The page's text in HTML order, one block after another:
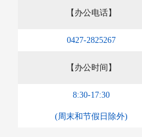
【办公电话】
0427-2825267
【办公时间】
8:30-17:30
(周末和节假日除外)